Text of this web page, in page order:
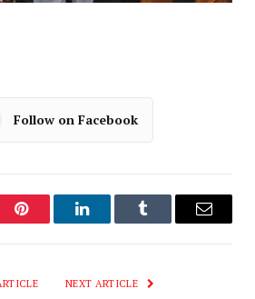
Follow on Facebook
Pinterest LinkedInTumblr Email
NEXT ARTICLE